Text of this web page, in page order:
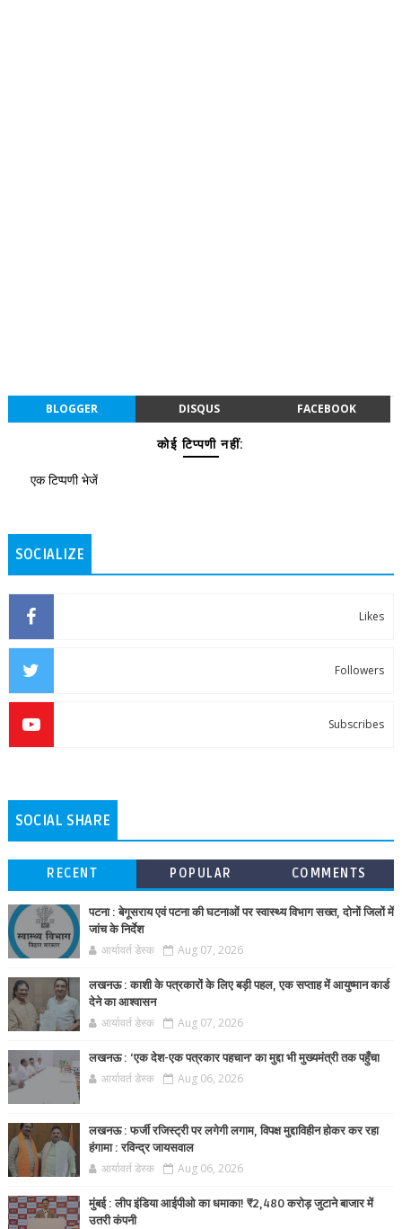
BLOGGER DISQUS FACEBOOK
कोई टिप्पणी नहीं:
एक टिप्पणी भेजें
SOCIALIZE
Likes
Followers
Subscribes
SOCIAL SHARE
RECENT POPULAR COMMENTS
पटना : बेगूसराय एवं पटना की घटनाओं पर स्वास्थ्य विभाग सख्त, दोनों जिलों में
जांच के निर्देश
आर्यावर्त डेस्क Aug 07, 2026
लखनऊ : काशी के पत्रकारों के लिए बड़ी पहल, एक सप्ताह में आयुष्मान कार्ड
देने का आश्वासन
आर्यावर्त डेस्क Aug 07, 2026
लखनऊ : ‘एक देश-एक पत्रकार पहचान’ का मुद्दा भी मुख्यमंत्री तक पहुँचा
आर्यावर्त डेस्क Aug 06, 2026
लखनऊ : फर्जी रजिस्ट्री पर लगेगी लगाम, विपक्ष मुद्दाविहीन होकर कर रहा
हंगामा : रविन्द्र जायसवाल
आर्यावर्त डेस्क Aug 06, 2026
मुंबई : लीप इंडिया आईपीओ का धमाका! ₹2,480 करोड़ जुटाने बाजार में
उतरी कंपनी